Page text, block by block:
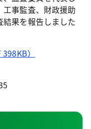
事監査、財政援助
果を報告しました
）